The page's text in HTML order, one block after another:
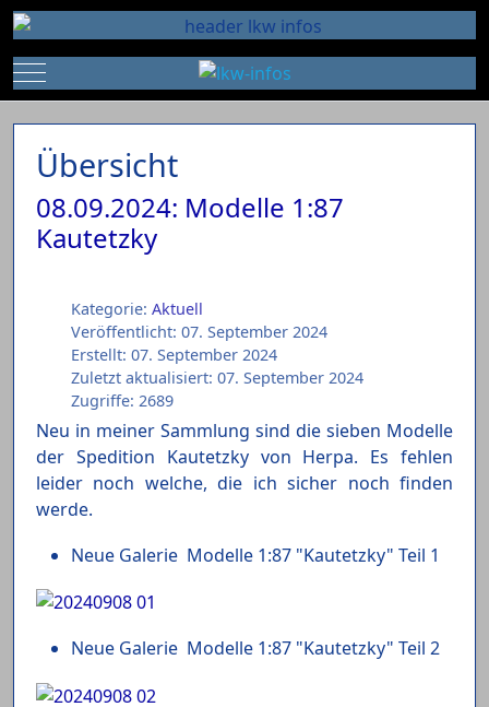
Mobile Menu Toggle
Übersicht
08.09.2024: Modelle 1:87
Kautetzky
Kategorie: Aktuell
Veröffentlicht: 07. September 2024
Erstellt: 07. September 2024
Zuletzt aktualisiert: 07. September 2024
Zugriffe: 2689
Neu in meiner Sammlung sind die sieben Modelle
der Spedition Kautetzky von Herpa. Es fehlen
leider noch welche, die ich sicher noch finden
werde.
Neue Galerie Modelle 1:87 "Kautetzky" Teil 1
Neue Galerie Modelle 1:87 "Kautetzky" Teil 2